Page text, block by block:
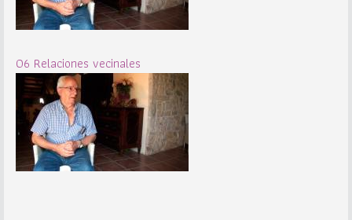
06 Relaciones vecinales